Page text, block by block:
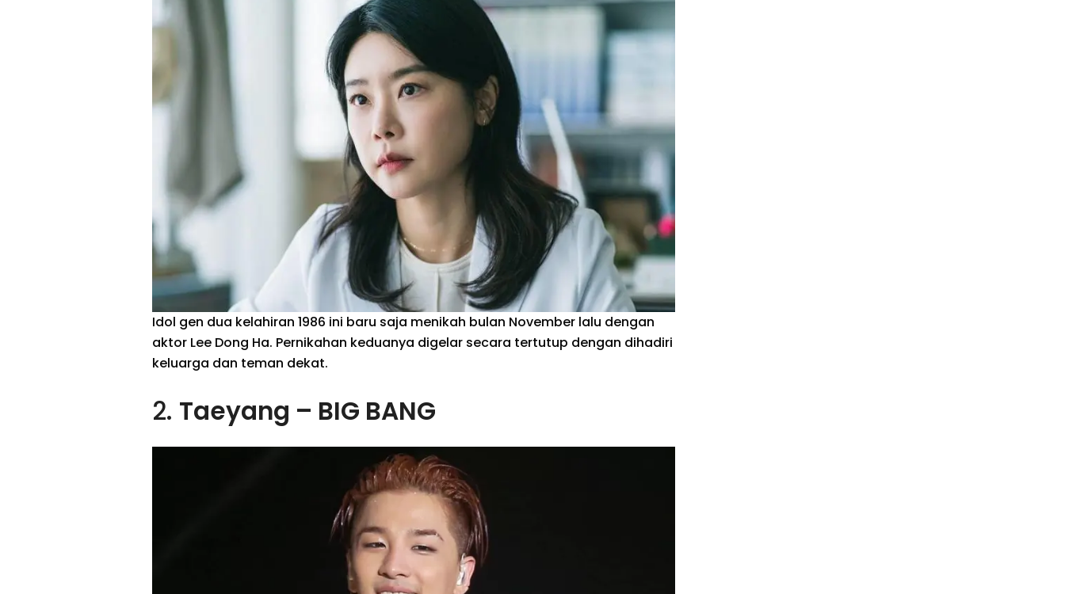
Idol gen dua kelahiran 1986 ini baru saja menikah bulan November lalu dengan
aktor Lee Dong Ha. Pernikahan keduanya digelar secara tertutup dengan dihadiri
keluarga dan teman dekat.
2. Taeyang – BIG BANG